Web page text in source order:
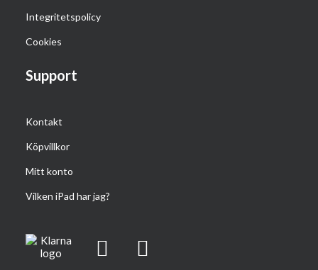
Integritetspolicy
Cookies
Support
Kontakt
Köpvillkor
Mitt konto
Vilken iPad har jag?